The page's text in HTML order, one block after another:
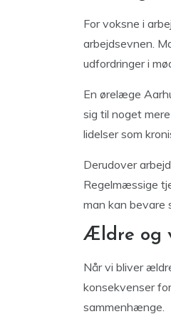
For voksne i
arbejdsevnen.
udfordringer i
En ørelæge
sig til noget
lidelser som
Derudover
Regelmæssige
man kan bevare
Ældre og
Når vi bliver
konsekvenser
sammenhænge.